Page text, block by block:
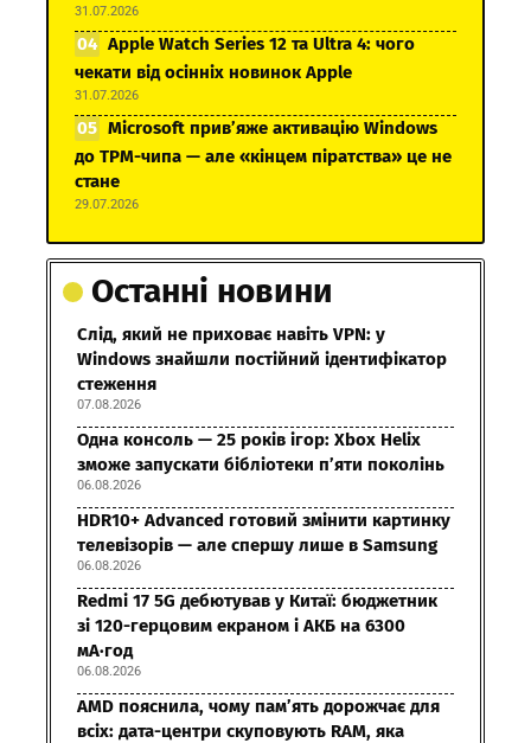
31.07.2026
Apple Watch Series 12 та Ultra 4: чого
чекати від осінніх новинок Apple
31.07.2026
Microsoft прив’яже активацію Windows
до TPM-чипа — але «кінцем піратства» це не
стане
29.07.2026
Останні новини
Слід, який не приховає навіть VPN: у
Windows знайшли постійний ідентифікатор
стеження
07.08.2026
Одна консоль — 25 років ігор: Xbox Helix
зможе запускати бібліотеки п’яти поколінь
06.08.2026
HDR10+ Advanced готовий змінити картинку
телевізорів — але спершу лише в Samsung
06.08.2026
Redmi 17 5G дебютував у Китаї: бюджетник
зі 120-герцовим екраном і АКБ на 6300
мА·год
06.08.2026
AMD пояснила, чому пам’ять дорожчає для
всіх: дата-центри скуповують RAM, яка